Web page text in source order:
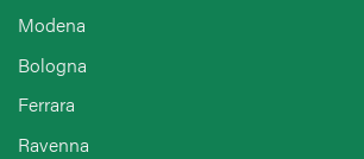
Modena
Bologna
Ferrara
Ravenna